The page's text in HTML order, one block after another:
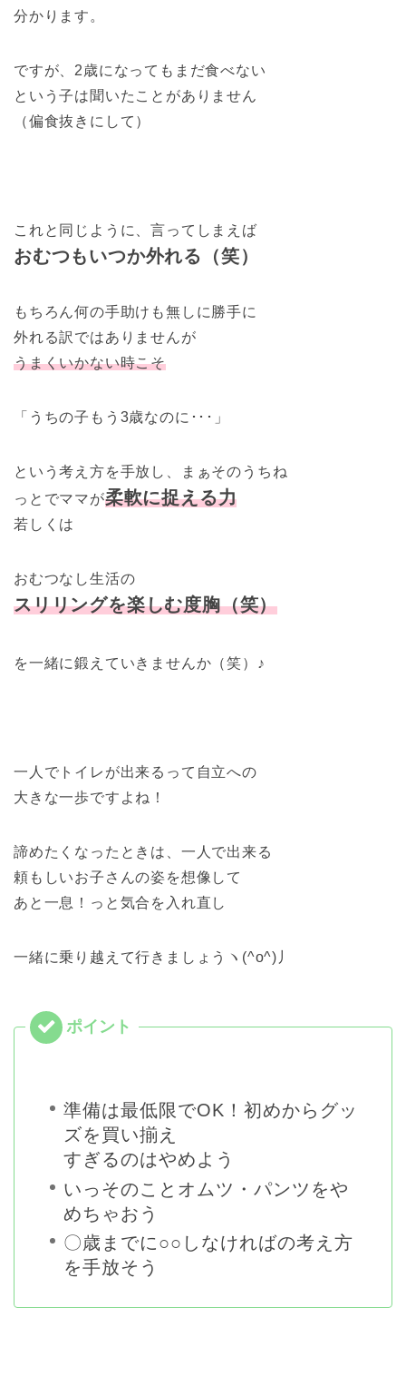
分かります。
ですが、2歳になってもまだ食べない
という子は聞いたことがありません
（偏食抜きにして）
これと同じように、言ってしまえば
おむつもいつか外れる（笑）
もちろん何の手助けも無しに勝手に
外れる訳ではありませんが
うまくいかない時こそ
「うちの子もう3歳なのに･･･」
という考え方を手放し、まぁそのうちね
っとでママが柔軟に捉える力
若しくは
おむつなし生活の
スリリングを楽しむ度胸（笑）
を一緒に鍛えていきませんか（笑） ♪
一人でトイレが出来るって自立への
大きな一歩ですよね！
諦めたくなったときは、一人で出来る
頼もしいお子さんの姿を想像して
あと一息！っと気合を入れ直し
一緒に乗り越えて行きましょうヽ(^o^)丿
準備は最低限でOK！初めからグッ
ズを買い揃え
すぎるのはやめよう
いっそのことオムツ・パンツをや
めちゃおう
〇歳までに○○しなければの考え方
を手放そう